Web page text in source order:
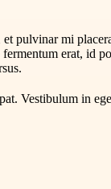
pulvinar mi
erat, id
Vestibulum in